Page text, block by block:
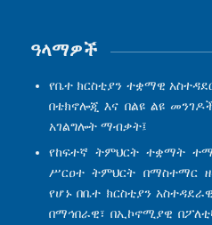
ዓላማዎች
የቤተ ክርስቲያን ተቋማዊ
በቴክኖሎጂ እና በልዩ ልዩ
አገልግሎት ማብቃት፤
የከፍተኛ ትምህርት ተቋማት
ሥርዐተ ትምህርት በማስተማር
የሆኑ በቤተ ክርስቲያን
በማኅበራዊ፣ በኢኮኖሚያዊ